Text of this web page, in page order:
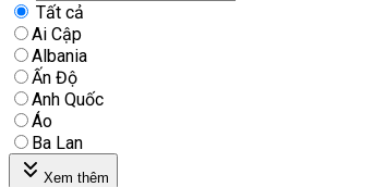
Tất cả
Ai Cập
Albania
Ấn Độ
Anh Quốc
Áo
Ba Lan
Xem thêm